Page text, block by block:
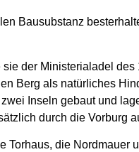
Bausubstanz
der Ministerialadel
Berg als natürliches
Inseln gebaut und
durch die Vorburg
Torhaus, die